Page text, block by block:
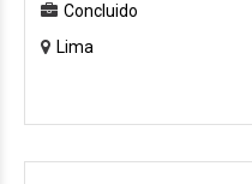
Concluido
Lima